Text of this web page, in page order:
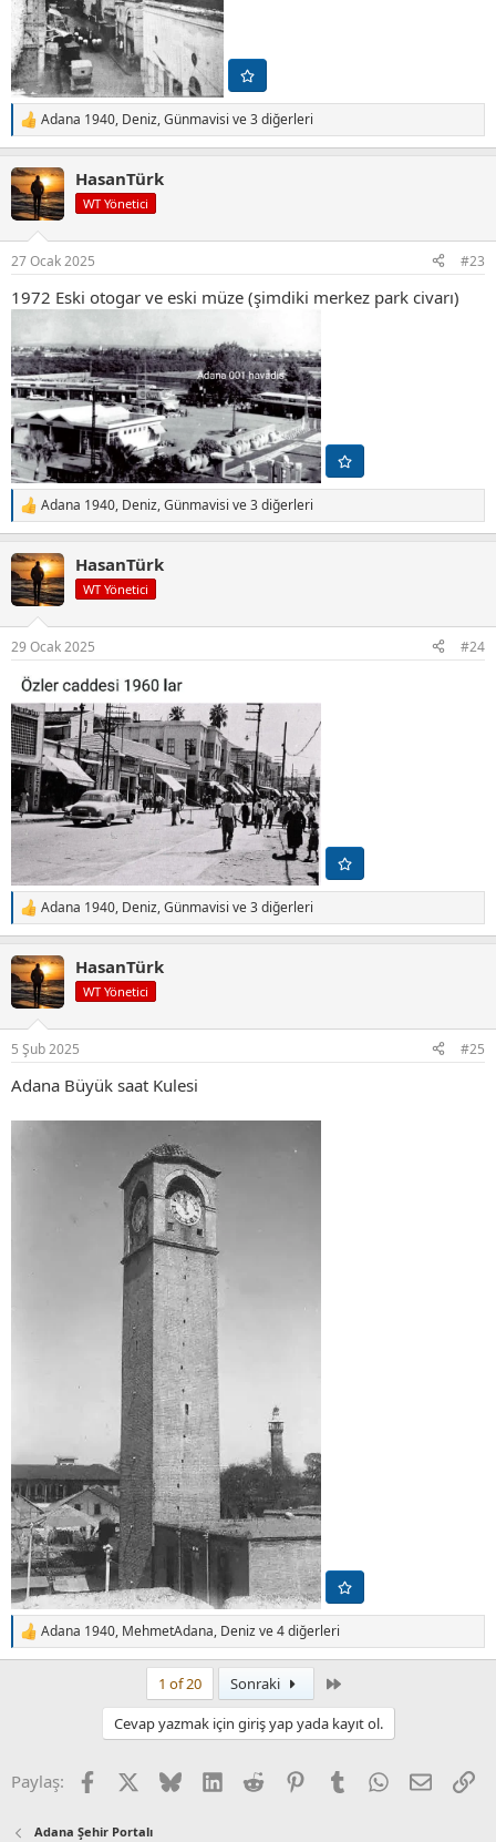
T
e
k
i
l
:
Adana 1940, Deniz,Günmavisi ve 3 diğerleri
HasanTürk
WT Yönetici
27 Ocak 2025 #23
1972 Eski otogar ve eski müze (şimdiki merkez park civarı)
T
e
k
i
l
:
Adana 1940, Deniz,Günmavisi ve 3 diğerleri
HasanTürk
WT Yönetici
29 Ocak 2025 #24
T
e
k
i
l
Adana 1940, Deniz,Günmavisi ve 3 diğerleri
HasanTürk
WT Yönetici
5 Şub 2025 #25
Adana Büyük saat Kulesi
T
e
:
Adana 1940, MehmetAdana, Denizve 4 diğerleri
1 of 20 Sonraki
Cevap yazmak için giriş yap yada kayıt ol.
Paylaş: FacebookX (Twitter)
BlueskyLinkedInReddit PinterestTumblr WhatsApp
E-posta
Adana Şehir Portalı